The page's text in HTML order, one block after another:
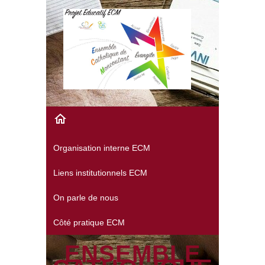
Organisation interne ECM
Liens institutionnels ECM
On parle de nous
Côté pratique ECM
ENSEMBLE